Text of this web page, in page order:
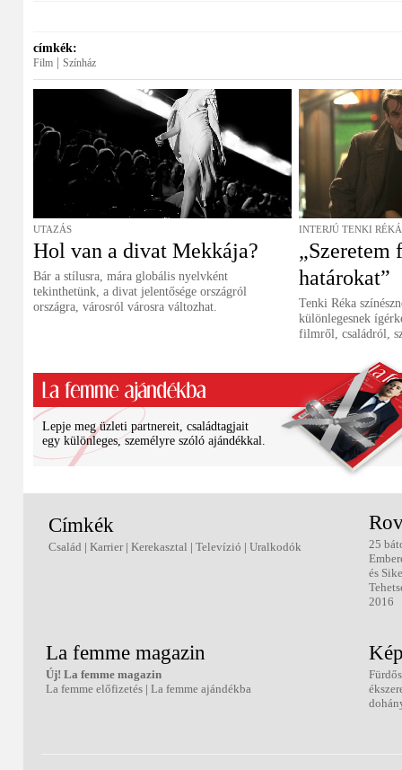
címkék:
Film Színház
UTAZÁS
Hol van a divat Mekkája?
Bár a stílusra, mára globális nyelvként
tekinthetünk, a divat jelentősége országról
országra, városról városra változhat.
INTERJÚ TENKI
„Szeretem
határokat”
Tenki Réka
különlegesnek
filmről, családról,
Lepje meg üzleti partnereit, családtagjait
egy különleges, személyre szóló ajándékkal.
Címkék
Család | Karrier| Kerekasztal | Televízió | Uralkodók
25
és
2016
La femme magazin
Új! La femme magazin
La femme előfizetés | La femme ajándékba